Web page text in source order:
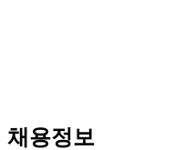
채용정보